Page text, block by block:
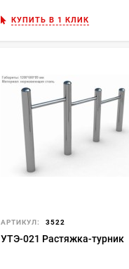
КУПИТЬ В 1 КЛИК
АРТИКУЛ: 3522
УТЭ-021 Растяжка-турник